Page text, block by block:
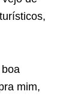
mim,